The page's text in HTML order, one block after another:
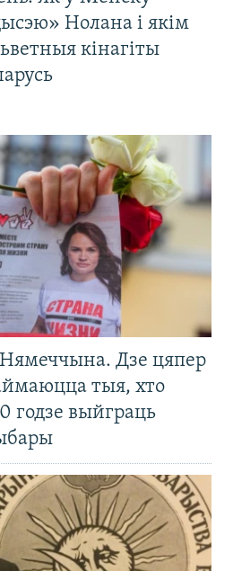
Нолана і якім
кінагіты
Дзе цяпер
тыя, хто
годзе выйграць